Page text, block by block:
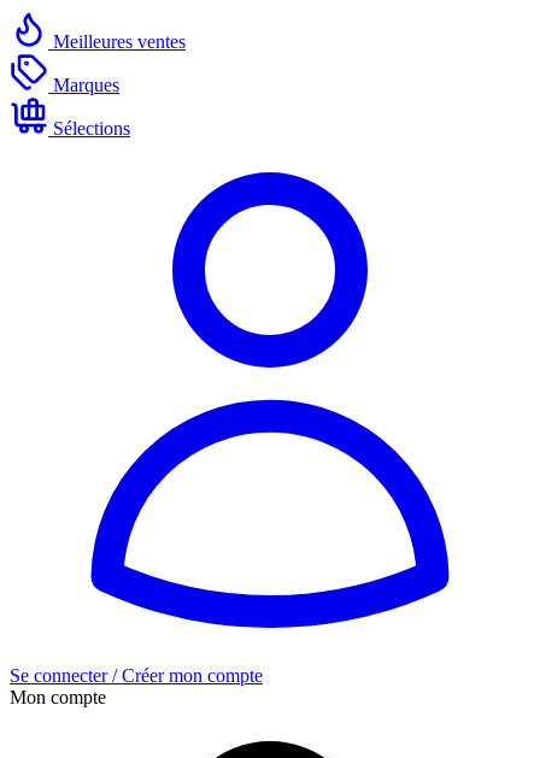
Meilleures ventes
Marques
Sélections
Se connecter / Créer mon compte
Mon compte